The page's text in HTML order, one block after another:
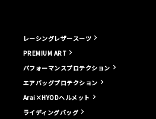
レーシングレザースーツ
PREMIUM ART
パフォーマンスプロテクション
エアバッグプロテクション
Arai×HYODヘルメット
ライディングバッグ